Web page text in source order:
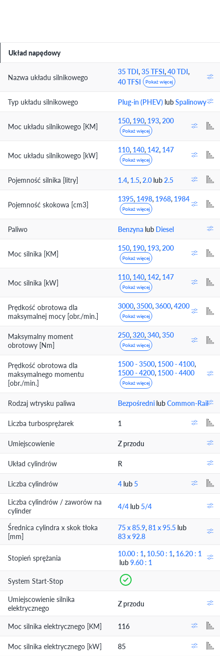
Układ napędowy
Nazwa układu silnikowego
35 TDI,35 TFSI,40 TDI,
40 TFSI
Pokaż więcej
Typ układu silnikowego Plug-in (PHEV) lubSpalinowy
Moc układu silnikowego [KM]
150, 190, 193,200
Pokaż więcej
Moc układu silnikowego [kW]
110, 140, 142, 147
Pokaż więcej
Pojemność silnika [litry] 1.4, 1.5,2.0 lub2.5
Pojemność skokowa [cm3]
1395, 1498, 1968, 1984
Pokaż więcej
Paliwo Benzyna lub Diesel
Moc silnika [KM]
150, 190, 193,200
Pokaż więcej
Moc silnika [kW]
110, 140, 142, 147
Pokaż więcej
Prędkość obrotowa dla
maksymalnej mocy [obr./min.]
3000,3500,3600,4200
Pokaż więcej
Maksymalny moment
obrotowy [Nm]
250,320,340,350
Pokaż więcej
Prędkość obrotowa dla
maksymalnego momentu
[obr./min.]
1500 - 3500, 1500 - 4100,
1500 - 4200, 1500 - 4400
Pokaż więcej
Rodzaj wtrysku paliwa Bezpośredni lubCommon-Rail
Liczba turbosprężarek 1
Umiejscowienie Z przodu
Układ cylindrów R
Liczba cylindrów 4 lub 5
Liczba cylindrów / zaworów na
cylinder
4/4 lub 5/4
Średnica cylindra x skok tłoka
[mm]
75 x 85.9,81 x 95.5 lub
83 x 92.8
Stopień sprężania 10.00 : 1, 10.50 : 1, 16.20 : 1
lub9.60 : 1
System Start-Stop
Umiejscowienie silnika
elektrycznego
Z przodu
Moc silnika elektrycznego [KM] 116
Moc silnika elektrycznego [kW]
85